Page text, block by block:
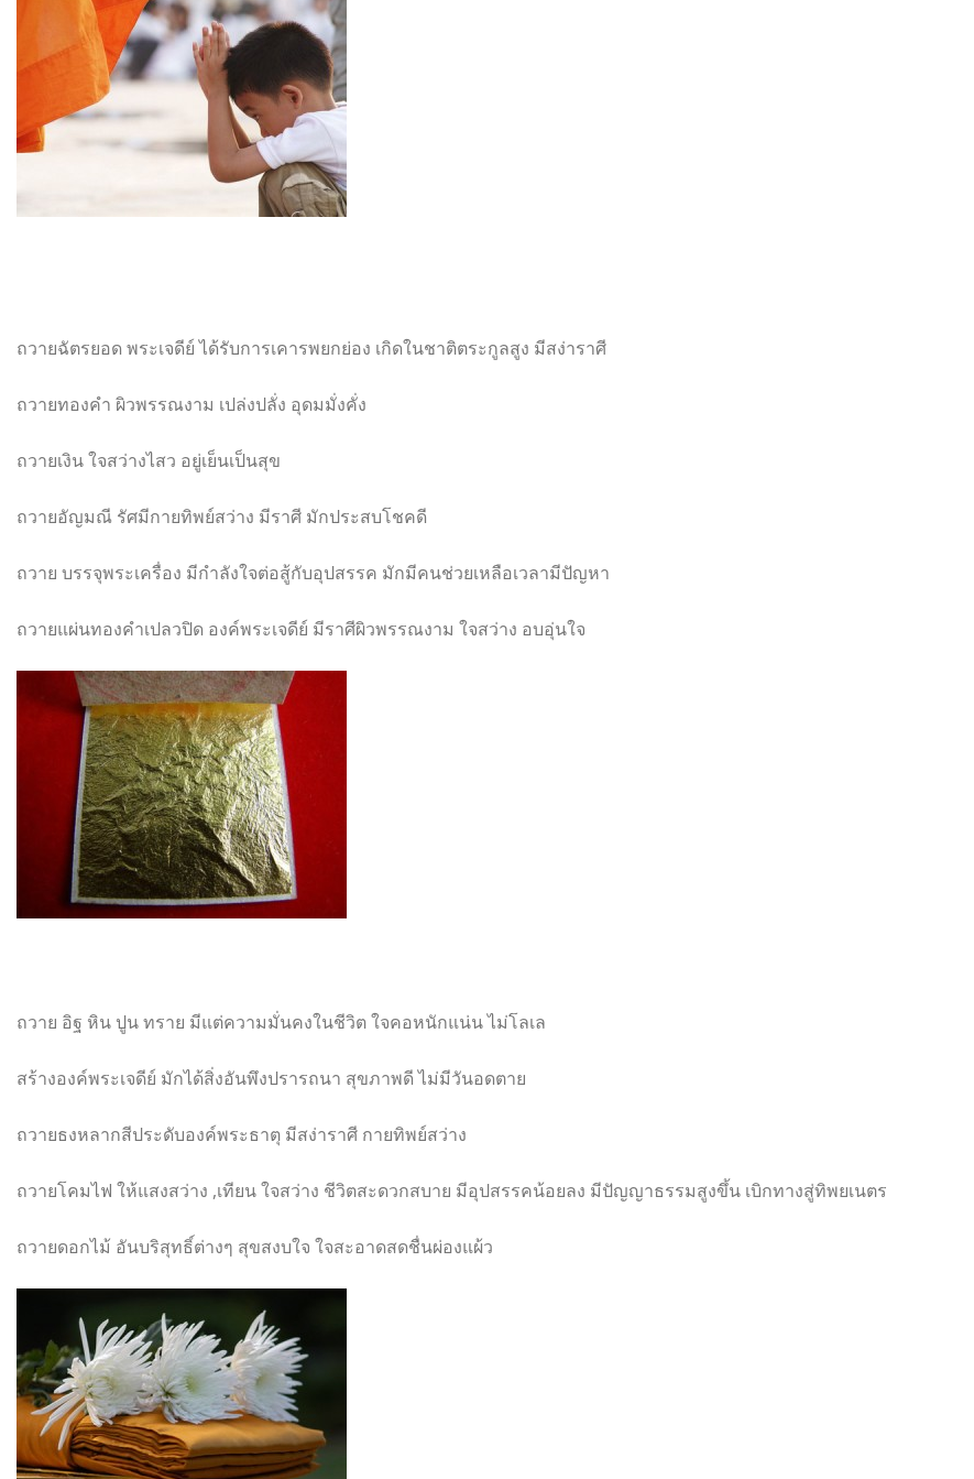
ถวายฉัตรยอด พระเจดีย์ ได้รับการเคารพยกย่อง เกิดในชาติตระกูลสูง มีสง่าราศี
ถวายทองคำ ผิวพรรณงาม เปล่งปลั่ง อุดมมั่งคั่ง
ถวายเงิน ใจสว่างไสว อยู่เย็นเป็นสุข
ถวายอัญมณี รัศมีกายทิพย์สว่าง มีราศี มักประสบโชคดี
ถวาย บรรจุพระเครื่อง มีกำลังใจต่อสู้กับอุปสรรค มักมีคนช่วยเหลือเวลามีปัญหา
ถวายแผ่นทองคำเปลวปิด องค์พระเจดีย์ มีราศีผิวพรรณงาม ใจสว่าง อบอุ่นใจ
ถวาย อิฐ หิน ปูน ทราย มีแต่ความมั่นคงในชีวิต ใจคอหนักแน่น ไม่โลเล
สร้างองค์พระเจดีย์ มักได้สิ่งอันพึงปรารถนา สุขภาพดี ไม่มีวันอดตาย
ถวายธงหลากสีประดับองค์พระธาตุ มีสง่าราศี กายทิพย์สว่าง
ถวายโคมไฟ ให้แสงสว่าง ,เทียน ใจสว่าง ชีวิตสะดวกสบาย มีอุปสรรคน้อยลง มีปัญญาธรรมสูงขึ้น เบิกทางสู่ทิพยเนตร
ถวายดอกไม้ อันบริสุทธิ์ต่างๆ สุขสงบใจ ใจสะอาดสดชื่นผ่องแผ้ว